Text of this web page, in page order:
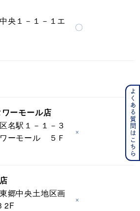
央１－１－１エ
〇
ーモール店
名駅１－１－３
ーモール ５Ｆ
×
郷中央土地区画
2F
×
よくある質問はこちら